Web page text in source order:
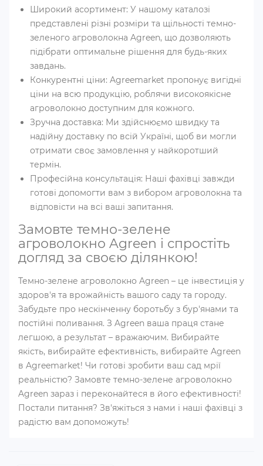
Широкий асортимент: У нашому каталозі
представлені різні розміри та щільності темно-
зеленого агроволокна Agreen, що дозволяють
підібрати оптимальне рішення для будь-яких
завдань.
Конкурентні ціни: Agreemarket пропонує вигідні
ціни на всю продукцію, роблячи високоякісне
агроволокно доступним для кожного.
Зручна доставка: Ми здійснюємо швидку та
надійну доставку по всій Україні, щоб ви могли
отримати своє замовлення у найкоротший
термін.
Професійна консультація: Наші фахівці завжди
готові допомогти вам з вибором агроволокна та
відповісти на всі ваші запитання.
Замовте темно-зелене
агроволокно Agreen і спростіть
догляд за своєю ділянкою!
Темно-зелене агроволокно Agreen – це інвестиція у
здоров'я та врожайність вашого саду та городу.
Забудьте про нескінченну боротьбу з бур'янами та
постійні поливання. З Agreen ваша праця стане
легшою, а результат – вражаючим. Вибирайте
якість, вибирайте ефективність, вибирайте Agreen
в Agreemarket! Чи готові зробити ваш сад мрії
реальністю? Замовте темно-зелене агроволокно
Agreen зараз і переконайтеся в його ефективності!
Постали питання? Зв'яжіться з нами і наші фахівці з
радістю вам допоможуть!